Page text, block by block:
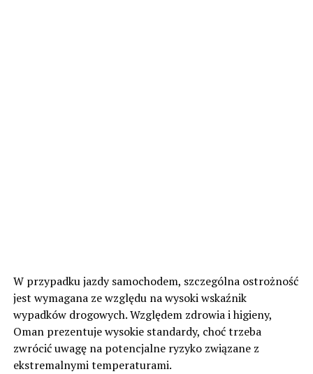
W przypadku jazdy samochodem, szczególna ostrożność
jest wymagana ze względu na wysoki wskaźnik
wypadków drogowych. Względem zdrowia i higieny,
Oman prezentuje wysokie standardy, choć trzeba
zwrócić uwagę na potencjalne ryzyko związane z
ekstremalnymi temperaturami.